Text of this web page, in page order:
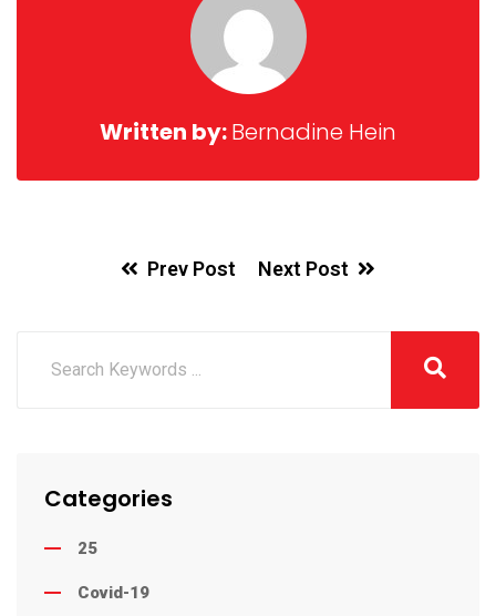
Written by:Bernadine Hein
Prev Post Next Post
Categories
25
Covid-19